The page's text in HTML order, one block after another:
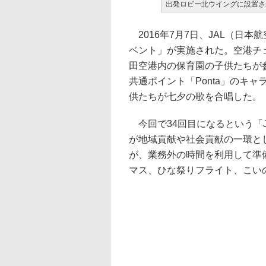
出発ロビー北ウイングに設置
2016年7月7日、JAL（日本航
ベント」が実施された。空港
田空港内の保育園の子供たち
共通ポイント「Ponta」のキャ
供たちが七夕の歌を合唱した。
今回で34回目になるという「
が地域貢献や社会貢献の一環
が、業務外の時間を利用して
マス、ひな祭りフライト、こ